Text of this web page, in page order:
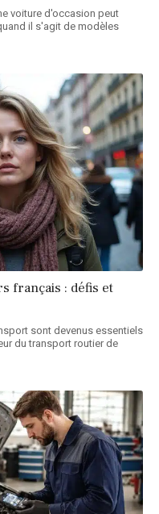
voiture d'occasion peut
il s'agit de modèles
français : défis et
sont devenus essentiels
du transport routier de